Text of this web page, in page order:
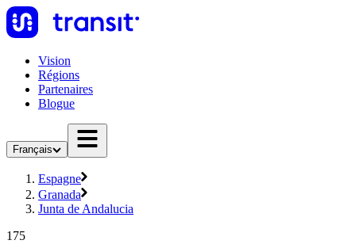
Vision
Régions
Partenaires
Blogue
Français
Espagne
Granada
Junta de Andalucia
175